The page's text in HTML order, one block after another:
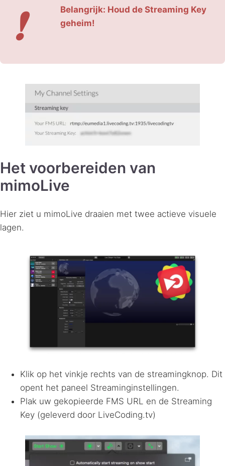
❗
Belangrijk: Houd de Streaming Key
geheim!
Het voorbereiden van
mimoLive
Hier ziet u mimoLive draaien met twee actieve visuele
lagen.
Klik op het vinkje rechts van de streamingknop. Dit
opent het paneel Streaminginstellingen.
Plak uw gekopieerde FMS URL
en de Streaming
Key (geleverd door LiveCoding.tv)